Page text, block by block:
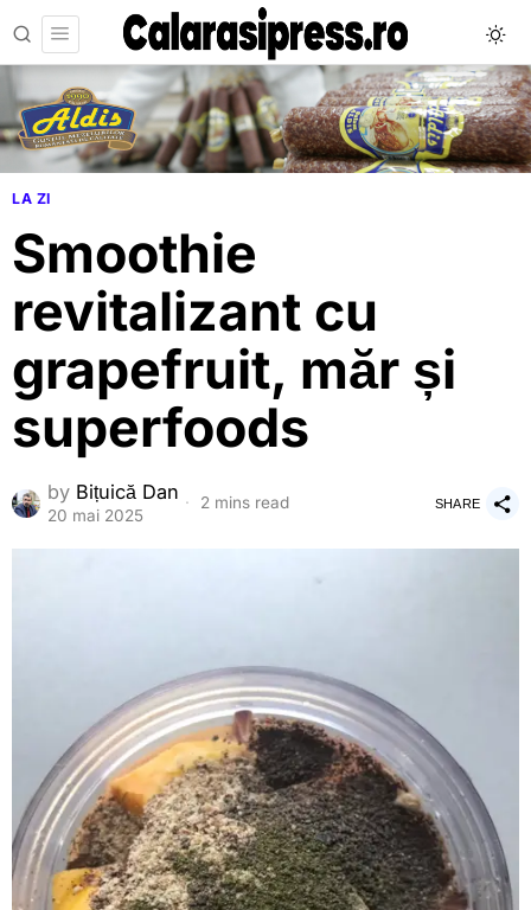
LA ZI
Smoothie
revitalizant cu
grapefruit, măr și
superfoods
by Bițuică Dan
20 mai 2025
2 mins read SHARE